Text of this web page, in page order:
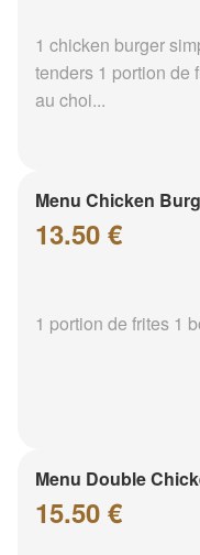
1 chicken burger
tenders 1 portion de
au choi...
Menu Chicken
13.50 €
1 portion de frites 1
Menu Double
15.50 €